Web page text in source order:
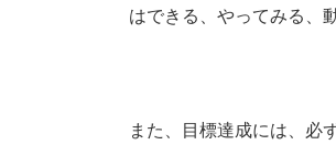
はできる、やってみる、
また、目標達成には、必